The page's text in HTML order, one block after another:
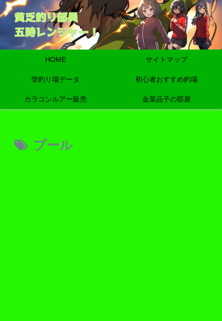
HOME サイトマップ
管釣り場データ 初心者おすすめ釣場
カラコンルアー販売 金菜品子の部屋
プール